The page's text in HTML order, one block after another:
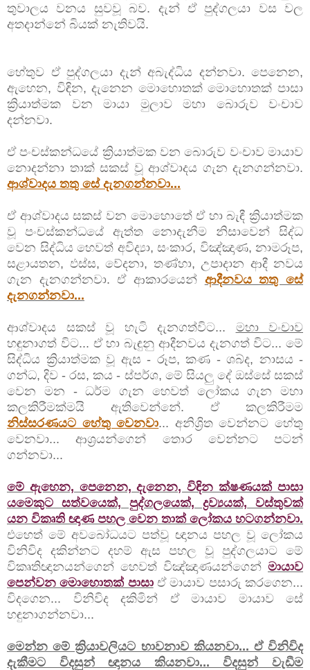
තුවාලය වනය සුවවූ බව. දැන් ඒ පුද්ගලයා වස වල
අතදාන්නේ බියක් නැතිවයි.
හේතුව ඒ පුද්ගලයා දැන් අබැද්ධිය දන්නවා. පෙනෙන,
ඇහෙන, විඳින, දැනෙන මොහොතක් මොහොතක් පාසා
ක්‍රියාත්මක වන මායා මුලාව මහා බොරුව වංචාව
දන්නවා.
ඒ පංචස්කන්ධයේ ක්‍රියාත්මක වන බොරුව වංචාව මායාව
නොදන්නා තාක් සකස් වූ ආශ්වාදය ගැන දැනගන්නවා.
ආශ්වාදය තතු සේ දැනගන්නවා...
ඒ ආශ්වාදය සකස් වන මොහොතේ ඒ හා බැඳී ක්‍රියාත්මක
වූ පංචස්කන්ධයේ ඇත්ත නොදැනීම නිසාවෙන් සිද්ධ
වෙන සිද්ධිය හෙවත් අවිද්‍යා, සංකාර, විඤ්ඤාණ, නාමරූප,
සළායතන, ඵස්ස, වේදනා, තණ්හා, උපාදාන ආදී නවය
ගැන දැනගන්නවා. ඒ ආකාරයෙන් ආදීනවය තතු සේ
දැනගන්නවා...
ආශ්වාදය සකස් වූ හැටි දැනගත්විට... මහා වංචාව
හ ඳුනාගත් විට... ඒ හා බැඳුනු ආදීනවය දැනගත් විට... මේ
සිද්ධිය ක්‍රියාත්මක වූ ඇස - රූප, කණ - ශබ්ද, නාසය -
ගන්ධ, දිව - රස, කය - ස්පර්ශ, මේ සියලු දේ ඔස්සේ සකස්
වෙන මන - ධර්ම ගැන හෙවත් ලෝකය ගැන මහා
කලකිරීමක්මයි ඇතිවෙන්නේ. ඒ කලකිරීමම
නිස්සරණයට හේතු වෙනවා... අනිශ්‍රිත වෙන්නට හේතු
වෙනවා... ආශ්‍රයන්ගෙන් තොර වෙන්නට පටන්
ගන්නවා...
මේ ඇහෙන, පෙනෙන, දැනෙන, විඳින ක්ෂණයක් පාසා
යමෙකුට සත්වයෙක්, පුද්ගලයෙක්, ද්‍රව්‍යයක්, වස්තුවක්
යන විකෘති ඥාණ පහල වෙන තාක් ලෝකය හටගන්නවා.
එහෙත් මේ අවබෝධයට පත්වූ ඥානය පහල වූ ලෝකය
විනිවිද දකින්නට දහම් ඇස පහල වූ පුද්ගලයාට මේ
විකෘතිඥානයන්ගෙන් හෙවත් විඤ්ඤාණයන්ගෙන් මායාව
පෙන්වන මොහොතක් පාසාඒ මායාව පසාරු කරගෙන...
විදගෙන... විනිවිද දකිමින් ඒ මායාව මායාව සේ
හඳුනාගන්නවා...
මෙන්න මේ ක්‍රියාවලියට භාවනාව කියනවා... ඒ විනිවිද
දැකීමට විදසුන් ඥානය කියනවා... විදසුන් වැඩීම